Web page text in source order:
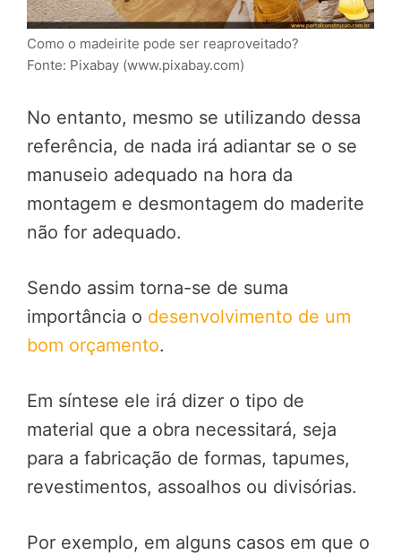
Como o madeirite pode ser reaproveitado?
Fonte: Pixabay (www.pixabay.com)
No entanto, mesmo se utilizando dessa
referência, de nada irá adiantar se o se
manuseio adequado na hora da
montagem e desmontagem do maderite
não for adequado.
Sendo assim torna-se de suma
importância o desenvolvimento de um
bom orçamento.
Em síntese ele irá dizer o tipo de
material que a obra necessitará, seja
para a fabricação de formas, tapumes,
revestimentos, assoalhos ou divisórias.
Por exemplo, em alguns casos em que o